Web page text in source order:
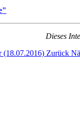
Dieses
(18.07.2016) Zurück